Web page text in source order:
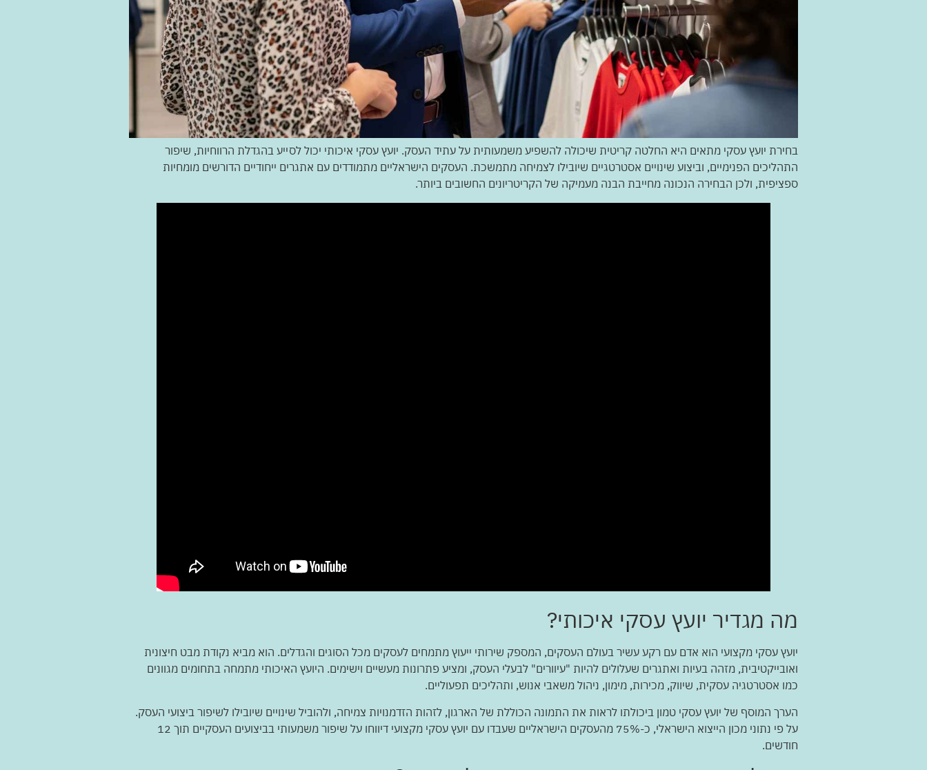
בחירת יועץ עסקי מתאים היא החלטה קריטית שיכולה להשפיע משמעותית על עתיד העסק. יועץ עסקי איכותי יכול לסייע בהגדלת הרווחיות, שיפור
התהליכים הפנימיים, וביצוע שינויים אסטרטגיים שיובילו לצמיחה מתמשכת. העסקים הישראליים מתמודדים עם אתגרים ייחודיים הדורשים מומחיות
ספציפית, ולכן הבחירה הנכונה מחייבת הבנה מעמיקה של הקריטריונים החשובים ביותר.
מה מגדיר יועץ עסקי איכותי?
יועץ עסקי מקצועי הוא אדם עם רקע עשיר בעולם העסקים, המספק שירותי ייעוץ מתמחים לעסקים מכל הסוגים והגדלים. הוא מביא נקודת מבט חיצונית
ואובייקטיבית, מזהה בעיות ואתגרים שעלולים להיות "עיוורים" לבעלי העסק, ומציע פתרונות מעשיים וישימים. היועץ האיכותי מתמחה בתחומים מגוונים
כמו אסטרטגיה עסקית, שיווק, מכירות, מימון, ניהול משאבי אנוש, ותהליכים תפעוליים.
הערך המוסף של יועץ עסקי טמון ביכולתו לראות את התמונה הכוללת של הארגון, לזהות הזדמנויות צמיחה, ולהוביל שינויים שיובילו לשיפור ביצועי העסק.
על פי נתוני מכון הייצוא הישראלי, כ-75% מהעסקים הישראליים שעבדו עם יועץ עסקי מקצועי דיווחו על שיפור משמעותי בביצועים העסקיים תוך 12
חודשים.